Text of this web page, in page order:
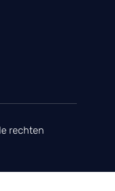
rechten